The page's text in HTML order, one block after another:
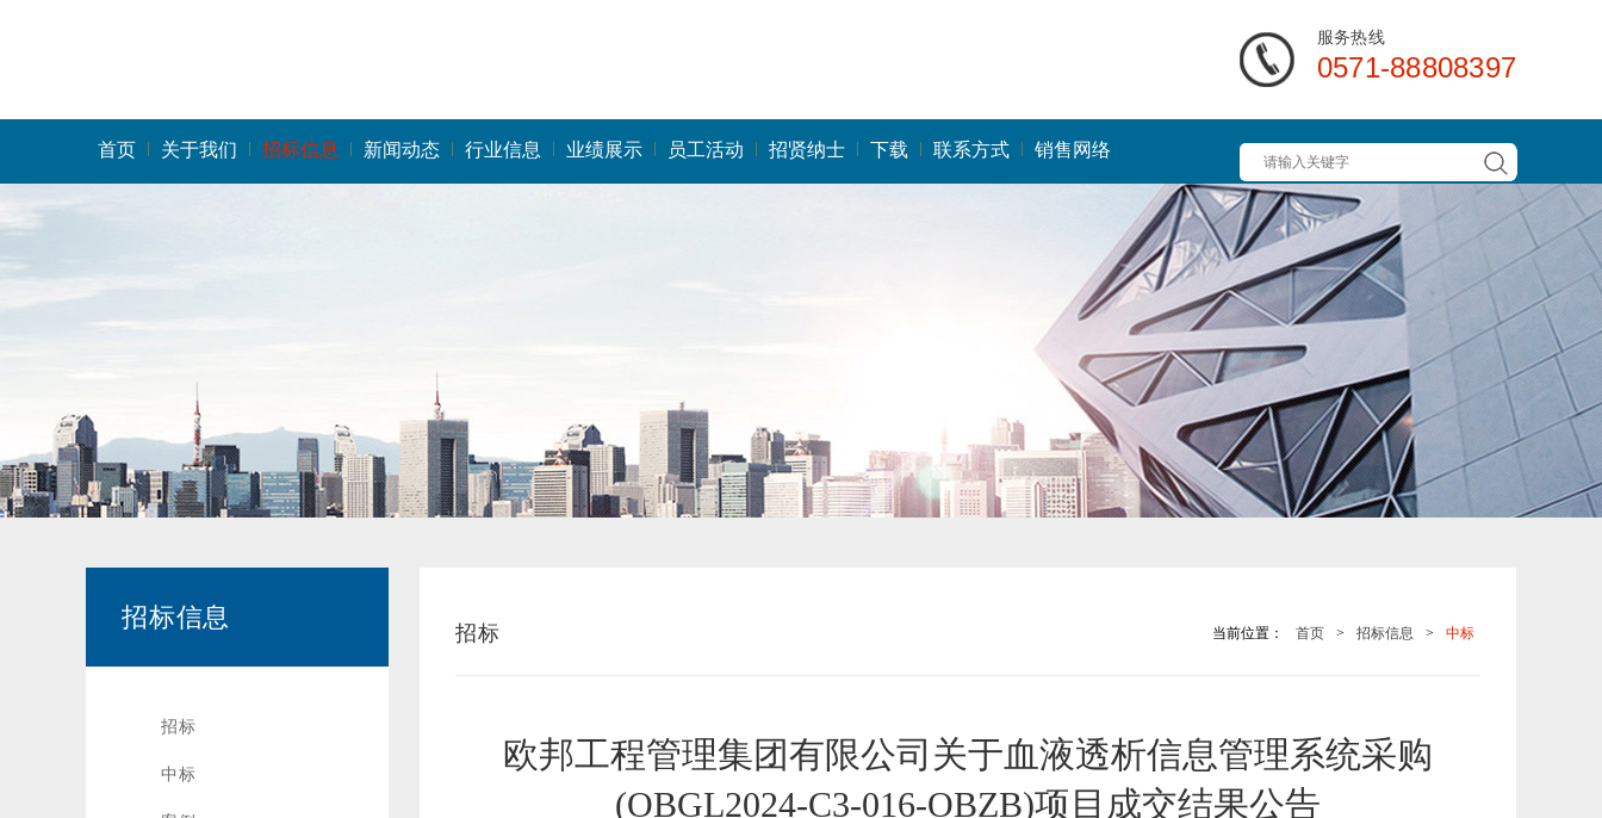
服务热线
0571-88808397
首页 关于我们 招标信息 新闻动态 行业信息 业绩展示 员工活动 招贤纳士 下载 联系方式 销售网络
招标信息
招标
中标
招标 当前位置： 首页 > 招标信息 > 中标
欧邦工程管理集团有限公司关于血液透析信息管理系统采购
(OBGL2024-C3-016-OBZB)项目成交结果公告